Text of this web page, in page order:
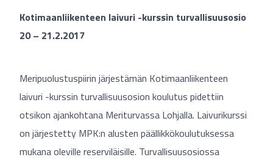
Kotimaanliikenteen laivuri -kurssin turvallisuusosio
20 – 21.2.2017
Meripuolustuspiirin järjestämän Kotimaanliikenteen
laivuri -kurssin turvallisuusosion koulutus pidettiin
otsikon ajankohtana Meriturvassa Lohjalla. Laivurikurssi
on järjestetty MPK:n alusten päällikkökoulutuksessa
mukana oleville reserviläisille. Turvallisuusosiossa